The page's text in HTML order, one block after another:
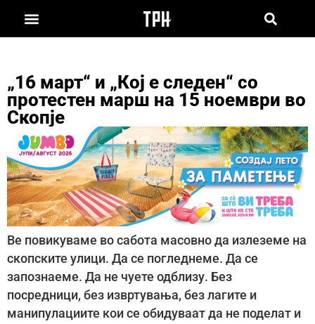
„16 март“ и „Кој е следен“ со
протестен марш на 15 ноември во
Скопје
Ве повикуваме во сабота масовно да излеземе на
скопските улици. Да се погледнеме. Да се
запознаеме. Да не чуете одблизу. Без
посредници, без извртувања, без лагите и
манипулациите кои се обидуваат да не поделат и